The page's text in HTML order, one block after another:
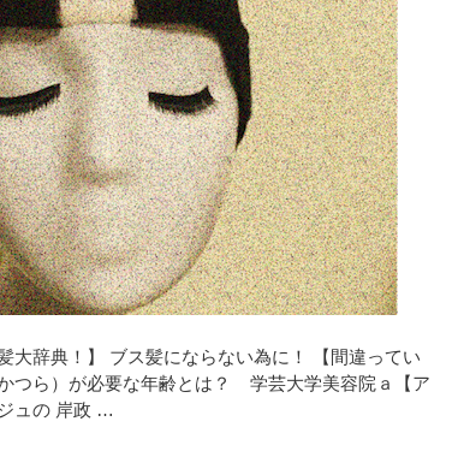
大辞典！】 ブス髪にならない為に！ 【間違ってい
つら）が必要な年齢とは？ 学芸大学美容院ａ【ア
ュの 岸政 …